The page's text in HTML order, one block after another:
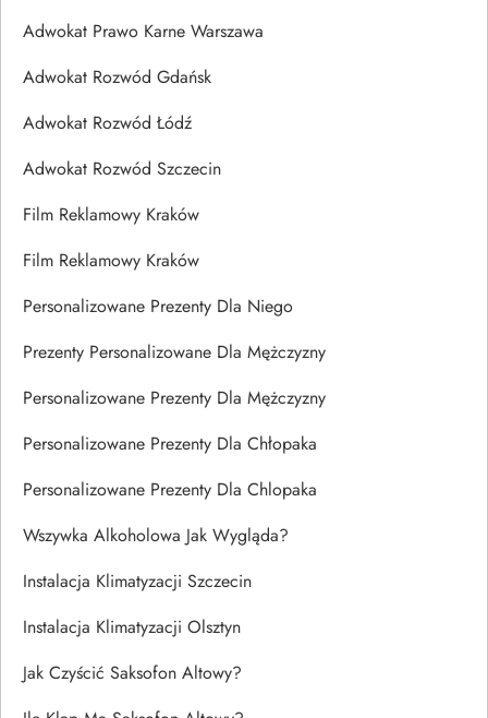
Adwokat Prawo Karne Warszawa
Adwokat Rozwód Gdańsk
Adwokat Rozwód Łódź
Adwokat Rozwód Szczecin
Film Reklamowy Kraków
Film Reklamowy Kraków
Personalizowane Prezenty Dla Niego
Prezenty Personalizowane Dla Mężczyzny
Personalizowane Prezenty Dla Mężczyzny
Personalizowane Prezenty Dla Chłopaka
Personalizowane Prezenty Dla Chlopaka
Wszywka Alkoholowa Jak Wygląda?
Instalacja Klimatyzacji Szczecin
Instalacja Klimatyzacji Olsztyn
Jak Czyścić Saksofon Altowy?